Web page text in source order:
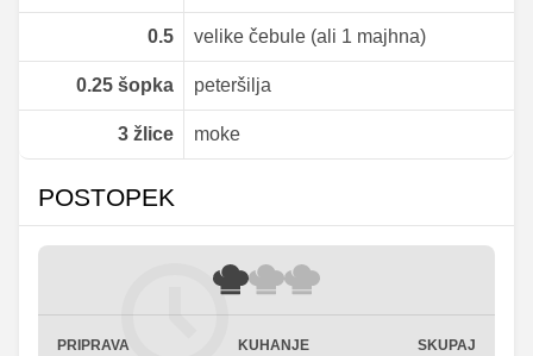
0.5 velike čebule (ali 1 majhna)
0.25šopka peteršilja
3žlice moke
POSTOPEK
PRIPRAVA
KUHANJE
SKUPAJ